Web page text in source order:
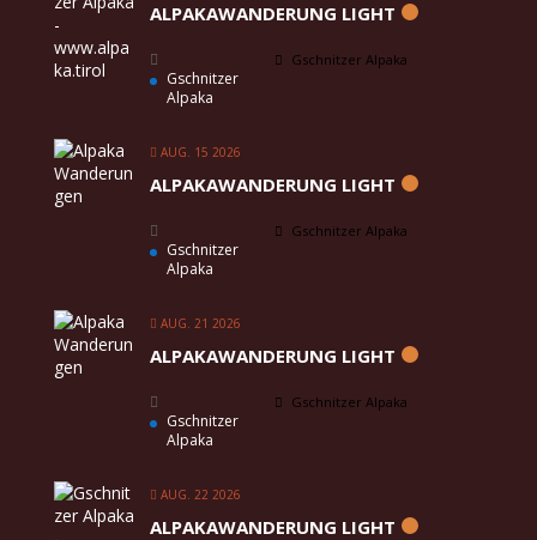
ALPAKAWANDERUNG LIGHT
Gschnitzer Alpaka
Gschnitzer
Alpaka
AUG. 15 2026
ALPAKAWANDERUNG LIGHT
Gschnitzer Alpaka
Gschnitzer
Alpaka
AUG. 21 2026
ALPAKAWANDERUNG LIGHT
Gschnitzer Alpaka
Gschnitzer
Alpaka
AUG. 22 2026
ALPAKAWANDERUNG LIGHT